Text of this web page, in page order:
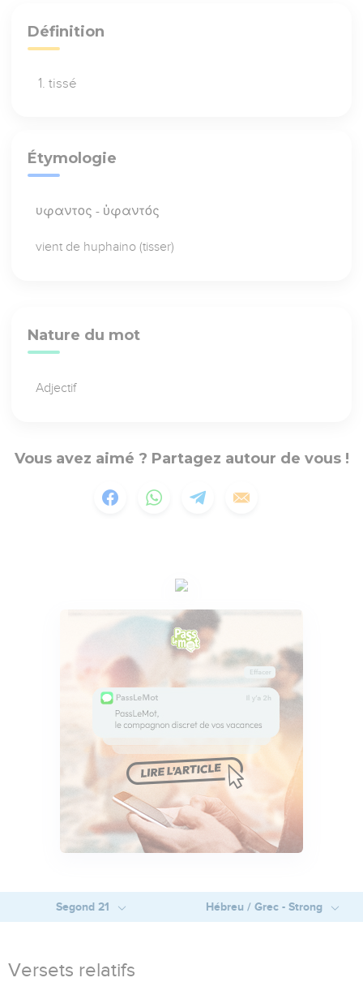
Définition
tissé
Étymologie
υφαντος - ὑφαντός
vient de huphaino (tisser)
Nature du mot
Adjectif
Vous avez aimé ? Partagez autour de vous !
Segond 21 Hébreu / Grec - Strong
Versets relatifs